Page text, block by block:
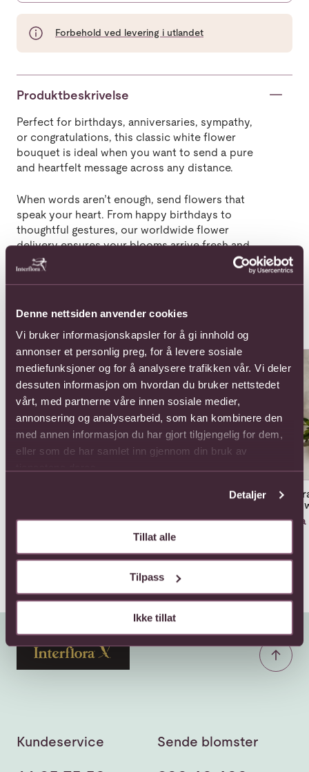
Denne nettsiden anvender cookies
Vi bruker informasjonskapsler for å gi innhold og
annonser et personlig preg, for å levere sosiale
mediefunksjoner og for å analysere trafikken vår. Vi deler
dessuten informasjon om hvordan du bruker nettstedet
vårt, med partnerne våre innen sosiale medier,
annonsering og analysearbeid, som kan kombinere den
med annen informasjon du har gjort tilgjengelig for dem,
eller som de har samlet inn gjennom din bruk av
Detaljer
Tillat alle
Tilpass
Ikke tillat
Forbehold ved levering i utlandet
Produktbeskrivelse
Perfect for birthdays, anniversaries, sympathy,
or congratulations, this classic white flower
bouquet is ideal when you want to send a pure
and heartfelt message across any distance.
When words aren’t enough, send flowers that
speak your heart. From happy birthdays to
thoughtful gestures, our worldwide flower
delivery ensures your blooms arrive fresh and
full of life.
Populære buketter i Singapore
Se mer om A Sunflower Kind Of Love
Fra 1485,-
Se mer om Amour Rouge
Fra
Kundeservice Sende blomster